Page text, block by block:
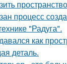
процесс
"Радуга".
как
деталь.